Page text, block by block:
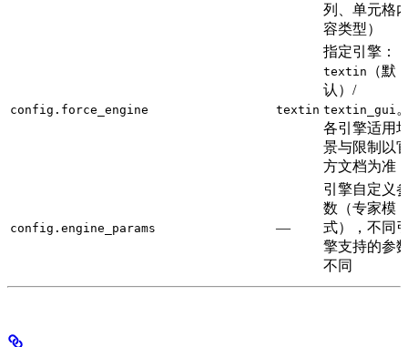
列、单元格
容类型）
config.force_engine textin
指定引擎：
textin
（默
认）/
textin_gui
各引擎适用
景与限制以
方文档为准
config.engine_params —
引擎自定义
数（专家模
式），不同
擎支持的参
不同